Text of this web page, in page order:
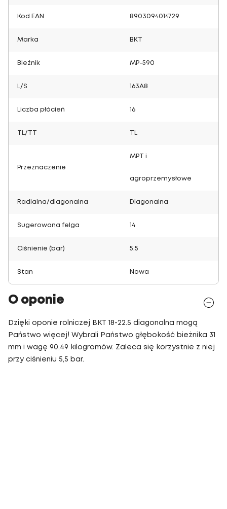
Kod EAN 8903094014729
Marka BKT
Bieżnik MP-590
L/S 163A8
Liczba płócień 16
TL/TT
Przeznaczenie
MPT i
agroprzemysłowe
Radialna/diagonalna Diagonalna
Sugerowana felga 14
Ciśnienie (bar) 5.5
Stan Nowa
O oponie
Dzięki oponie rolniczej BKT 18-22.5 diagonalna mogą
Państwo więcej! Wybrali Państwo głębokość bieżnika 31
mm i wagę 90,49 kilogramów. Zaleca się korzystnie z niej
przy ciśnieniu 5,5 bar.